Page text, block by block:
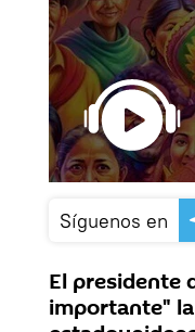
Síguenos en
El presidente
importante"